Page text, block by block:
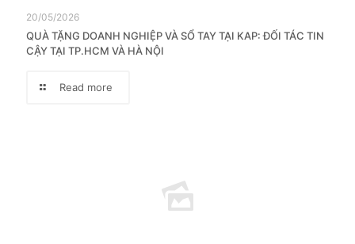
20/05/2026
QUÀ TẶNG DOANH NGHIỆP VÀ SỔ TAY TẠI KAP: ĐỐI TÁC TIN
CẬY TẠI TP.HCM VÀ HÀ NỘI
Read more